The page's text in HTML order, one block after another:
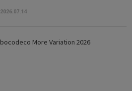
2026.07.14
bocodeco More Variation 2026